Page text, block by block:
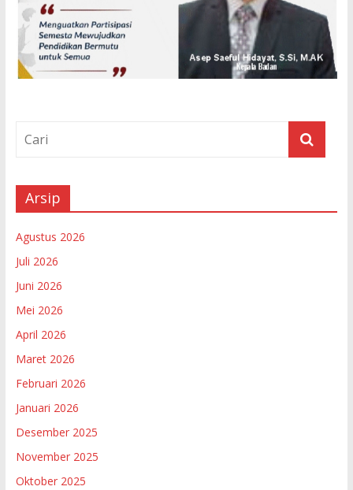
Arsip
Agustus 2026
Juli 2026
Juni 2026
Mei 2026
April 2026
Maret 2026
Februari 2026
Januari 2026
Desember 2025
November 2025
Oktober 2025